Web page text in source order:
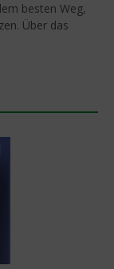
besten Weg,
Über das